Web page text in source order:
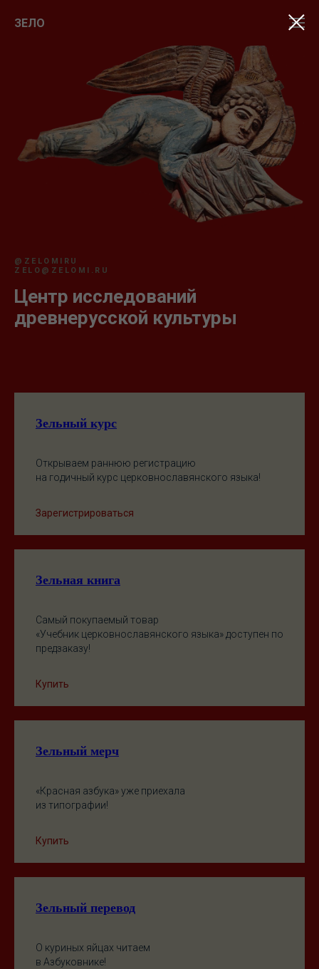
ЗЕЛО
@ZELOMIRU
ZELO@ZELOMI.RU
Центр исследований
древнерусской культуры
Зельный курс
Открываем раннюю регистрацию
на годичный курс церковнославянского языка!
Зарегистрироваться
Зельная книга
Самый покупаемый товар
«Учебник церковнославянского языка» доступен по
предзаказу!
Купить
Зельный мерч
«Красная азбука» уже приехала
из типографии!
Купить
Зельный перевод
О куриных яйцах читаем
в Азбуковнике!